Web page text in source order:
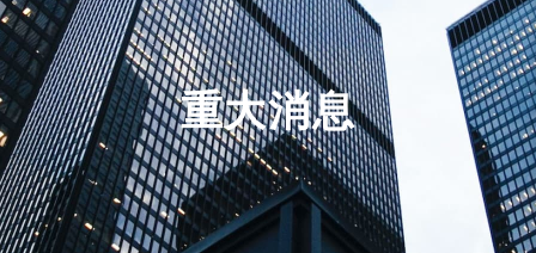
重大消息